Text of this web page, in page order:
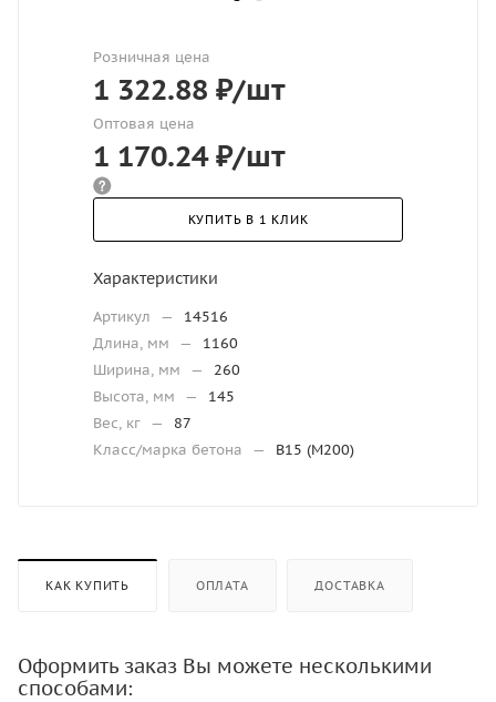
Розничная цена
1 322.88 ₽/шт
Оптовая цена
1 170.24₽/шт
КУПИТЬ В 1 КЛИК
Характеристики
Артикул —
14516
Длина, мм
—
1160
Ширина, мм
—
260
Высота, мм
—
145
Вес, кг —
87
Класс/марка бетона
— В15 (М200)
КАК КУПИТЬ ОПЛАТА ДОСТАВКА
Оформить заказ Вы можете несколькими
способами: